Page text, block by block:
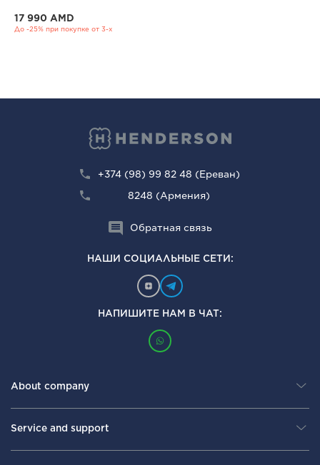
17 990 AMD
До -25% при покупке от 3-х
+374 (98) 99 82 48 (Ереван)
8248 (Армения)
Обратная связь
НАШИ СОЦИАЛЬНЫЕ СЕТИ:
НАПИШИТЕ НАМ В ЧАТ:
About company
Service and support